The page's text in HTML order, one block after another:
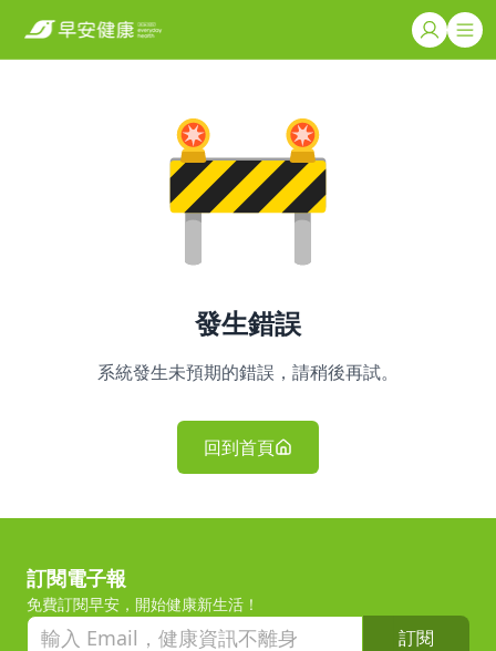
發生錯誤
系統發生未預期的錯誤，請稍後再試。
回到首頁
訂閱電子報
免費訂閱早安，開始健康新生活！
訂閱